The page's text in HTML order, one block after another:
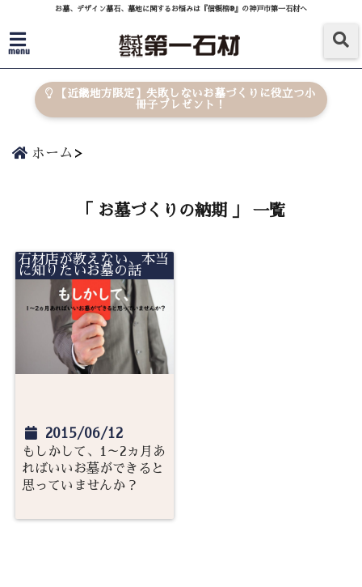
お墓、デザイン墓石、墓地に関するお悩みは『信頼棺®』の神戸市第一石材へ
menu
【近畿地方限定】失敗しないお墓づくりに役立つ小
冊子プレゼント！
ホーム
「 お墓づくりの納期 」 一覧
石材店が教えない、本当
に知りたいお墓の話
2015/06/12
もしかして、1～2ヵ月あ
ればいいお墓ができると
思っていませんか？